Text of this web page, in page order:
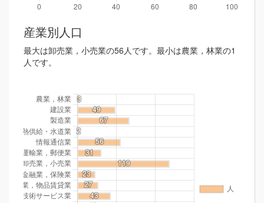
産業別人口
最大は卸売業，小売業の56人です。最小は農業，林業の1
人です。